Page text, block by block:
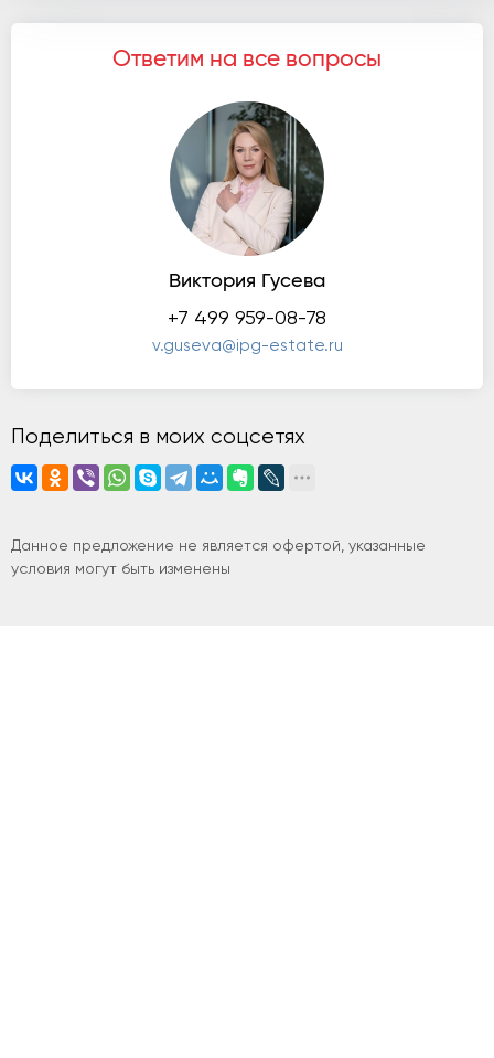
Ответим на все вопросы
Виктория Гусева
+7 499 959-08-78
v.guseva@ipg-estate.ru
Поделиться в моих соцсетях
Данное предложение не является офертой, указанные
условия могут быть изменены